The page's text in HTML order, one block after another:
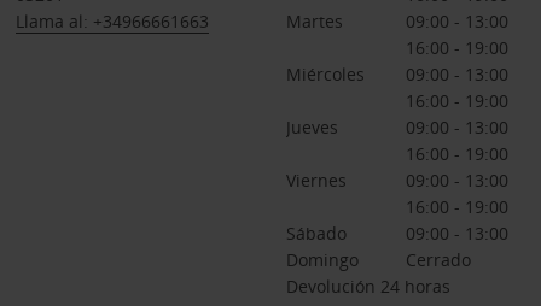
Llama al: +34966661663
Martes
09:00 - 13:00
16:00 - 19:00
Miércoles
09:00 - 13:00
16:00 - 19:00
Jueves
09:00 - 13:00
16:00 - 19:00
Viernes
09:00 - 13:00
16:00 - 19:00
Sábado
09:00 - 13:00
Domingo
Cerrado
Devolución 24 horas